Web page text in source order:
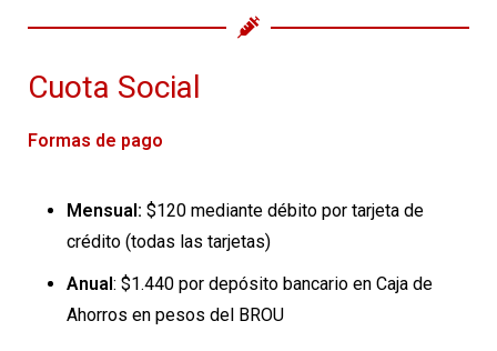
Cuota Social
Formas de pago
Mensual: $120 mediante débito por tarjeta de
crédito (todas las tarjetas)
Anual: $1.440 por depósito bancario en Caja de
Ahorros en pesos del BROU